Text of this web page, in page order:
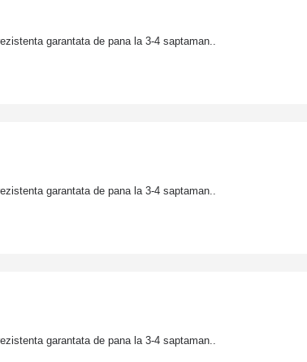
garantata de pana la 3-4 saptaman..
garantata de pana la 3-4 saptaman..
garantata de pana la 3-4 saptaman..